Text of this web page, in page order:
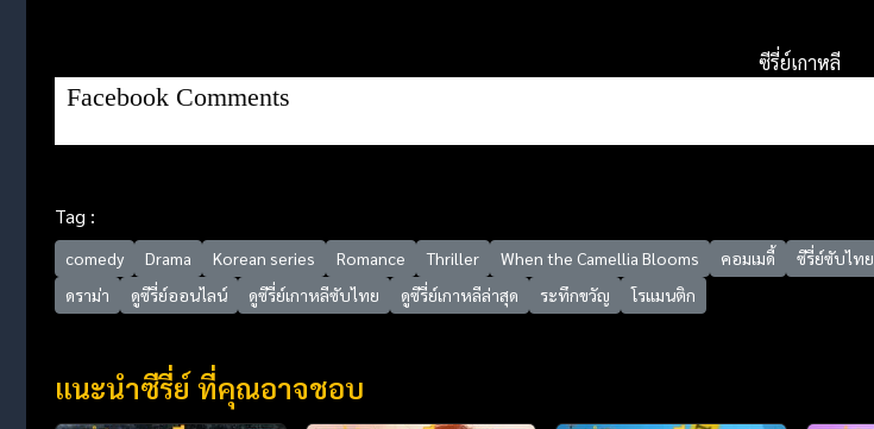
ซีรี่ย์เกาหลี
Facebook Comments
Tag :
comedy Drama Korean series Romance Thriller When the Camellia Blooms คอมเมดี้ ซีรี่ย์ซับไทย
ดราม่า
ดูซีรี่ย์ออนไลน์ ดูซีรี่ย์เกาหลีซับไทย ดูซีรี่ย์เกาหลีล่าสุด ระทึกขวัญ โรแมนติก
แนะนำซีรี่ย์ ที่คุณอาจชอบ